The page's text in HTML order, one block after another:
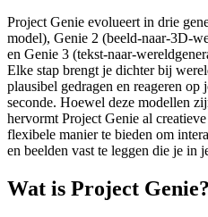
Project Genie evolueert in drie
model), Genie 2 (beeld-naar-3D-
en Genie 3 (tekst-naar-
Elke stap brengt je dichter bij
plausibel gedragen en reageren
seconde. Hoewel deze modellen
hervormt Project Genie al
flexibele manier te bieden om
en beelden vast te leggen die je in
Wat is Project Genie?